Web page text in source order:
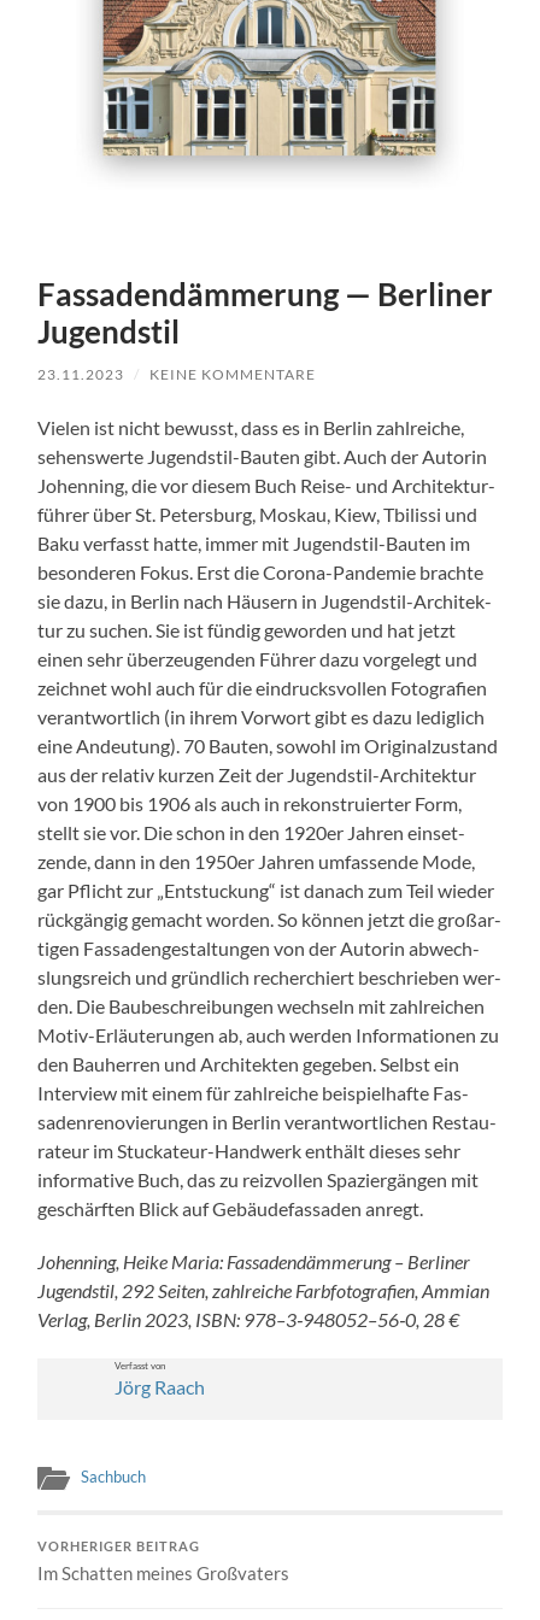
Fassadendämmerung — Berliner
Jugendstil
23.11.2023 / KEINE KOMMENTARE
Vie­len ist nicht bewusst, dass es in Berlin zahlre­iche,
sehenswerte Jugend­stil-Baut­en gibt. Auch der Autorin
Johen­ning, die vor diesem Buch Reise- und Architek­tur­
führer über St. Peters­burg, Moskau, Kiew, Tbilis­si und
Baku ver­fasst hat­te, immer mit Jugend­stil-Baut­en im
beson­deren Fokus. Erst die Coro­na-Pan­demie brachte
sie dazu, in Berlin nach Häusern in Jugend­stil-Architek­
tur zu suchen. Sie ist fündig gewor­den und hat jet­zt
einen sehr überzeu­gen­den Führer dazu vorgelegt und
zeich­net wohl auch für die ein­drucksvollen Fotografien
ver­ant­wortlich (in ihrem Vor­wort gibt es dazu lediglich
eine Andeu­tung). 70 Baut­en, sowohl im Orig­i­nalzu­s­tand
aus der rel­a­tiv kurzen Zeit der Jugend­stil-Architek­tur
von 1900 bis 1906 als auch in rekon­stru­iert­er Form,
stellt sie vor. Die schon in den 1920er Jahren ein­set­
zende, dann in den 1950er Jahren umfassende Mode,
gar Pflicht zur „Entstuck­ung“ ist danach zum Teil wieder
rück­gängig gemacht wor­den. So kön­nen jet­zt die großar­
ti­gen Fas­sadengestal­tun­gen von der Autorin abwech­
slungsre­ich und gründlich recher­chiert beschrieben wer­
den. Die Baubeschrei­bun­gen wech­seln mit zahlre­ichen
Motiv-Erläuterun­gen ab, auch wer­den Infor­ma­tio­nen zu
den Bauher­ren und Architek­ten gegeben. Selb­st ein
Inter­view mit einem für zahlre­iche beispiel­hafte Fas­
saden­ren­ovierun­gen in Berlin ver­ant­wortlichen Restau­
ra­teur im Stuck­a­teur-Handw­erk enthält dieses sehr
infor­ma­tive Buch, das zu reizvollen Spaziergän­gen mit
geschärften Blick auf Gebäude­fas­saden anregt.
Johen­ning, Heike Maria: Fas­sadendäm­merung – Berlin­er
Jugend­stil, 292 Seit­en, zahlre­iche Farb­fo­tografien, Ammi­an
Ver­lag, Berlin 2023, ISBN: 978–3‑948052–56‑0, 28 €
Ver­fasst von
Jörg Raach
Sachbuch
VORHERIGER BEITRAG
Im Schatten meines Großvaters